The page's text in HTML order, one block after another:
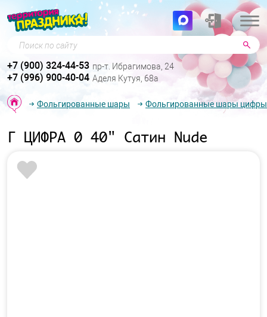
Поиск по сайту
+7 (900) 324-44-53 пр-т. Ибрагимова, 24
+7 (996) 900-40-04 Аделя Кутуя, 68а
Фольгированные шары Фольгированные шары цифры
Г ЦИФРА 0 40" Сатин Nude